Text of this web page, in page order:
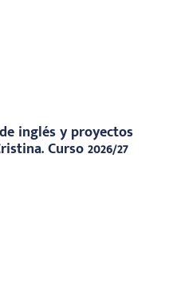
inglés y proyectos
Curso 2026/27